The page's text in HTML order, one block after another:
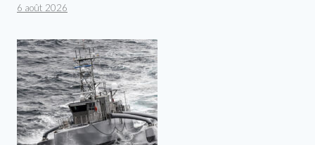
6 août 2026